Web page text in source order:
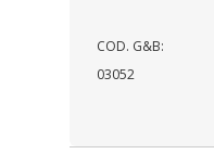
COD. G&B:
03052